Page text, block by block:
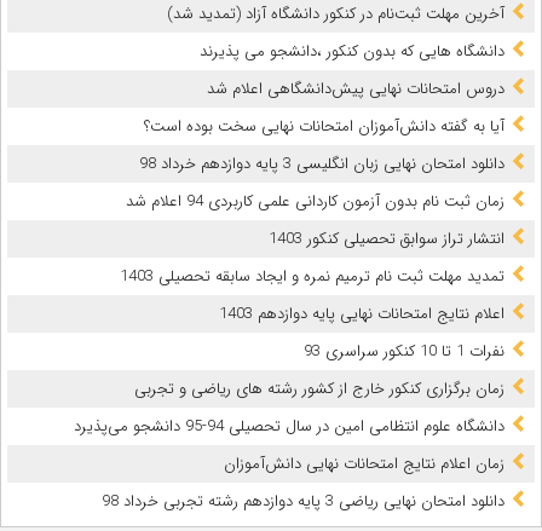
آخرین مهلت ثبت‌نام در کنکور دانشگاه آزاد (تمدید شد)
دانشگاه هایی که بدون کنکور ،دانشجو می پذیرند
دروس امتحانات نهایی پیش‌دانشگاهی اعلام شد
آیا به گفته دانش‌آموزان امتحانات نهایی سخت بوده است؟
دانلود امتحان نهایی زبان انگلیسی 3 پایه دوازدهم خرداد 98
زمان ثبت نام بدون آزمون کاردانی علمی کاربردی 94 اعلام شد
انتشار تراز سوابق تحصیلی کنکور 1403
تمدید مهلت ثبت نام ترمیم نمره و ایجاد سابقه تحصیلی 1403
اعلام نتایج امتحانات نهایی پایه دوازدهم 1403
نفرات 1 تا 10 کنکور سراسری 93
زمان برگزاری کنکور خارج از کشور رشته های ریاضی و تجربی
دانشگاه علوم انتظامی امین در سال تحصیلی 94-95 دانشجو می‌پذیرد
زمان اعلام نتایج امتحانات نهایی دانش‌آموزان
دانلود امتحان نهایی ریاضی 3 پایه دوازدهم رشته تجربی خرداد 98